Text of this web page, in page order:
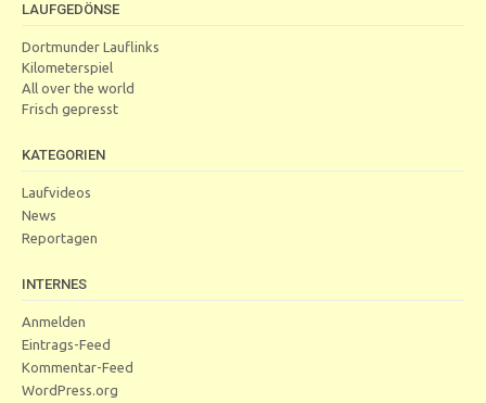
LAUFGEDÖNSE
Dortmunder Lauflinks
Kilometerspiel
All over the world
Frisch gepresst
KATEGORIEN
Laufvideos
News
Reportagen
INTERNES
Anmelden
Eintrags-Feed
Kommentar-Feed
WordPress.org